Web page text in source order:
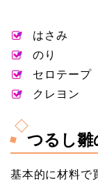
はさみ
のり
セロテープ
クレヨン
つるし雛
基本的に材料で